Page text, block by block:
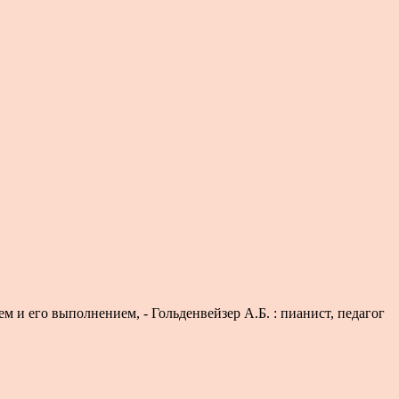
и его выполнением, - Гольденвейзер А.Б. : пианист, педагог